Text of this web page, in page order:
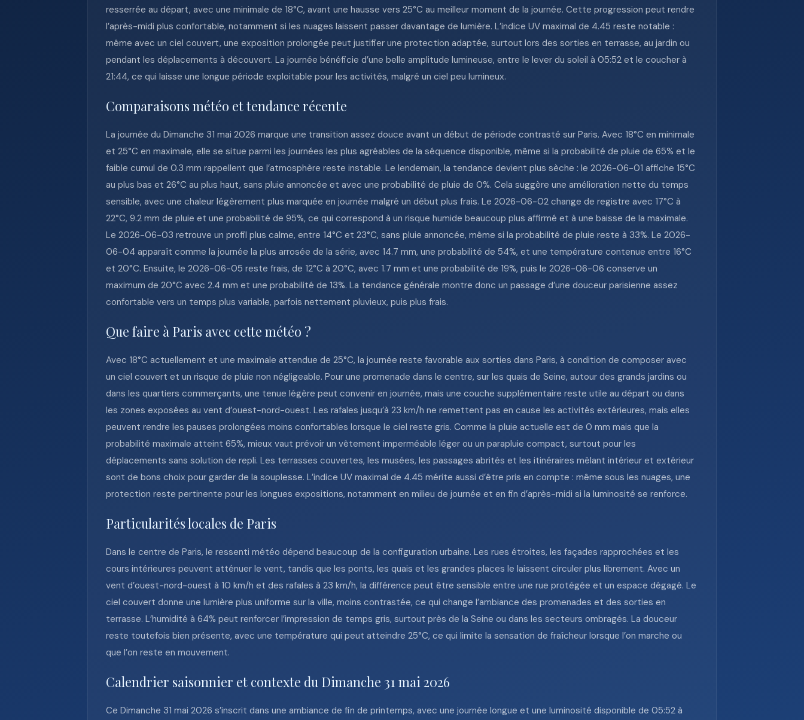
resserrée au départ, avec une minimale de 18°C, avant une hausse vers 25°C au meilleur moment de la journée. Cette progression peut rendre
l’après-midi plus confortable, notamment si les nuages laissent passer davantage de lumière. L’indice UV maximal de 4.45 reste notable :
même avec un ciel couvert, une exposition prolongée peut justifier une protection adaptée, surtout lors des sorties en terrasse, au jardin ou
pendant les déplacements à découvert. La journée bénéficie d’une belle amplitude lumineuse, entre le lever du soleil à 05:52 et le coucher à
21:44, ce qui laisse une longue période exploitable pour les activités, malgré un ciel peu lumineux.
Comparaisons météo et tendance récente
La journée du Dimanche 31 mai 2026 marque une transition assez douce avant un début de période contrasté sur Paris. Avec 18°C en minimale
et 25°C en maximale, elle se situe parmi les journées les plus agréables de la séquence disponible, même si la probabilité de pluie de 65% et le
faible cumul de 0.3 mm rappellent que l’atmosphère reste instable. Le lendemain, la tendance devient plus sèche : le 2026-06-01 affiche 15°C
au plus bas et 26°C au plus haut, sans pluie annoncée et avec une probabilité de pluie de 0%. Cela suggère une amélioration nette du temps
sensible, avec une chaleur légèrement plus marquée en journée malgré un début plus frais. Le 2026-06-02 change de registre avec 17°C à
22°C, 9.2 mm de pluie et une probabilité de 95%, ce qui correspond à un risque humide beaucoup plus affirmé et à une baisse de la maximale.
Le 2026-06-03 retrouve un profil plus calme, entre 14°C et 23°C, sans pluie annoncée, même si la probabilité de pluie reste à 33%. Le 2026-
06-04 apparaît comme la journée la plus arrosée de la série, avec 14.7 mm, une probabilité de 54%, et une température contenue entre 16°C
et 20°C. Ensuite, le 2026-06-05 reste frais, de 12°C à 20°C, avec 1.7 mm et une probabilité de 19%, puis le 2026-06-06 conserve un
maximum de 20°C avec 2.4 mm et une probabilité de 13%. La tendance générale montre donc un passage d’une douceur parisienne assez
confortable vers un temps plus variable, parfois nettement pluvieux, puis plus frais.
Que faire à Paris avec cette météo ?
Avec 18°C actuellement et une maximale attendue de 25°C, la journée reste favorable aux sorties dans Paris, à condition de composer avec
un ciel couvert et un risque de pluie non négligeable. Pour une promenade dans le centre, sur les quais de Seine, autour des grands jardins ou
dans les quartiers commerçants, une tenue légère peut convenir en journée, mais une couche supplémentaire reste utile au départ ou dans
les zones exposées au vent d’ouest-nord-ouest. Les rafales jusqu’à 23 km/h ne remettent pas en cause les activités extérieures, mais elles
peuvent rendre les pauses prolongées moins confortables lorsque le ciel reste gris. Comme la pluie actuelle est de 0 mm mais que la
probabilité maximale atteint 65%, mieux vaut prévoir un vêtement imperméable léger ou un parapluie compact, surtout pour les
déplacements sans solution de repli. Les terrasses couvertes, les musées, les passages abrités et les itinéraires mêlant intérieur et extérieur
sont de bons choix pour garder de la souplesse. L’indice UV maximal de 4.45 mérite aussi d’être pris en compte : même sous les nuages, une
protection reste pertinente pour les longues expositions, notamment en milieu de journée et en fin d’après-midi si la luminosité se renforce.
Particularités locales de Paris
Dans le centre de Paris, le ressenti météo dépend beaucoup de la configuration urbaine. Les rues étroites, les façades rapprochées et les
cours intérieures peuvent atténuer le vent, tandis que les ponts, les quais et les grandes places le laissent circuler plus librement. Avec un
vent d’ouest-nord-ouest à 10 km/h et des rafales à 23 km/h, la différence peut être sensible entre une rue protégée et un espace dégagé. Le
ciel couvert donne une lumière plus uniforme sur la ville, moins contrastée, ce qui change l’ambiance des promenades et des sorties en
terrasse. L’humidité à 64% peut renforcer l’impression de temps gris, surtout près de la Seine ou dans les secteurs ombragés. La douceur
reste toutefois bien présente, avec une température qui peut atteindre 25°C, ce qui limite la sensation de fraîcheur lorsque l’on marche ou
que l’on reste en mouvement.
Calendrier saisonnier et contexte du Dimanche 31 mai 2026
Ce Dimanche 31 mai 2026 s’inscrit dans une ambiance de fin de printemps, avec une journée longue et une luminosité disponible de 05:52 à